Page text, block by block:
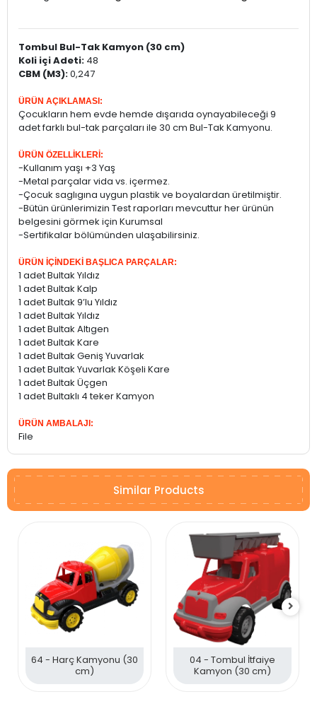
Tombul Bul-Tak Kamyon (30 cm)
Koli içi Adeti: 48
CBM (M3):0,247
ÜRÜN AÇIKLAMASI:
Çocukların hem evde hemde dışarıda oynayabileceği 9
adet farklı bul-tak parçaları ile 30 cm Bul-Tak Kamyonu.
ÜRÜN ÖZELLİKLERİ:
-Kullanım yaşı +3 Yaş
-Metal parçalar vida vs. içermez.
-Çocuk saglıgına uygun plastik ve boyalardan üretilmiştir.
-Bütün ürünlerimizin Test raporları mevcuttur her ürünün
belgesini görmek için Kurumsal
-Sertifikalar bölümünden ulaşabilirsiniz.
ÜRÜN İÇİNDEKİ BAŞLICA PARÇALAR:
1 adet Bultak Yıldız
1 adet Bultak Kalp
1 adet Bultak 9’lu Yıldız
1 adet Bultak Yıldız
1 adet Bultak Altıgen
1 adet Bultak Kare
1 adet Bultak Geniş Yuvarlak
1 adet Bultak Yuvarlak Köşeli Kare
1 adet Bultak Üçgen
1 adet Bultaklı 4 teker Kamyon
ÜRÜN AMBALAJI:
File
Similar Products
64 - Harç Kamyonu (30
cm)
04 - Tombul İtfaiye
Kamyon (30 cm)